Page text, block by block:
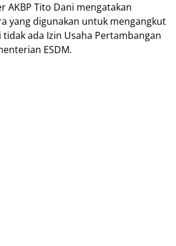
AKBP Tito Dani mengatakan
yang digunakan untuk mengangkut
ada Izin Usaha Pertambangan
ESDM.